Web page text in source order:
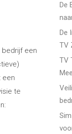
een
een
te
De
De
TV
TV